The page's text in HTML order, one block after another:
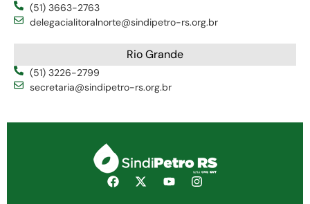
(51) 3663-2763
delegacialitoralnorte@sindipetro-rs.org.br
Rio Grande
(51) 3226-2799
secretaria@sindipetro-rs.org.br